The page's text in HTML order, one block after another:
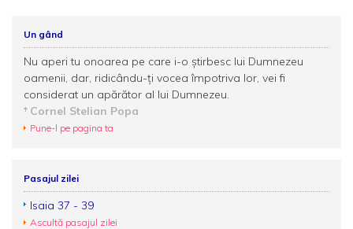
Un gând
Nu aperi tu onoarea pe care i-o ştirbesc lui Dumnezeu
oamenii, dar, ridicându-ţi vocea împotriva lor, vei fi
considerat un apărător al lui Dumnezeu.
Cornel Stelian Popa
Pune-l pe pagina ta
Pasajul zilei
Isaia 37 - 39
Ascultă pasajul zilei